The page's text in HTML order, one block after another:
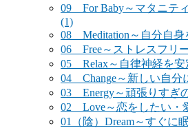
09 For Baby～マタニテ
(1)
08 Meditation～自分自身
06 Free～ストレスフリ
05 Relax～自律神経を安
04 Change～新しい自分
03 Energy～頑張りすぎ
02 Love～恋をしたい・
01（陰）Dream～すぐに